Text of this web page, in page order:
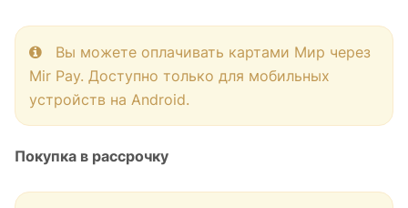
Вы можете оплачивать картами Мир через
Mir Pay. Доступно только для мобильных
устройств на Android.
Покупка в рассрочку